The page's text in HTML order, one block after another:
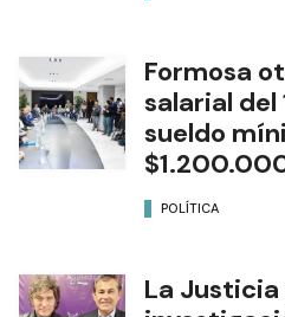
Formosa
salarial del
sueldo
POLÍTICA
La